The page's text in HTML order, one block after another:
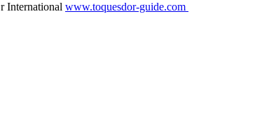
International www.toquesdor-guide.com